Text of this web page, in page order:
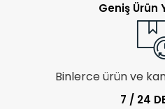
Geniş Ürün
Binlerce ürün ve
7 / 24